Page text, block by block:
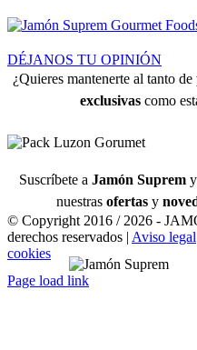
DÉJANOS TU OPINIÓN
¿Quieres mantenerte al tanto de
exclusivascomo
Suscríbete a Jamón Supremy
nuestras ofertas y
© Copyright 2016 / 2026 -
derechos reservados | Aviso legal
cookies
Page load link